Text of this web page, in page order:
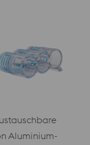
Aluminium-